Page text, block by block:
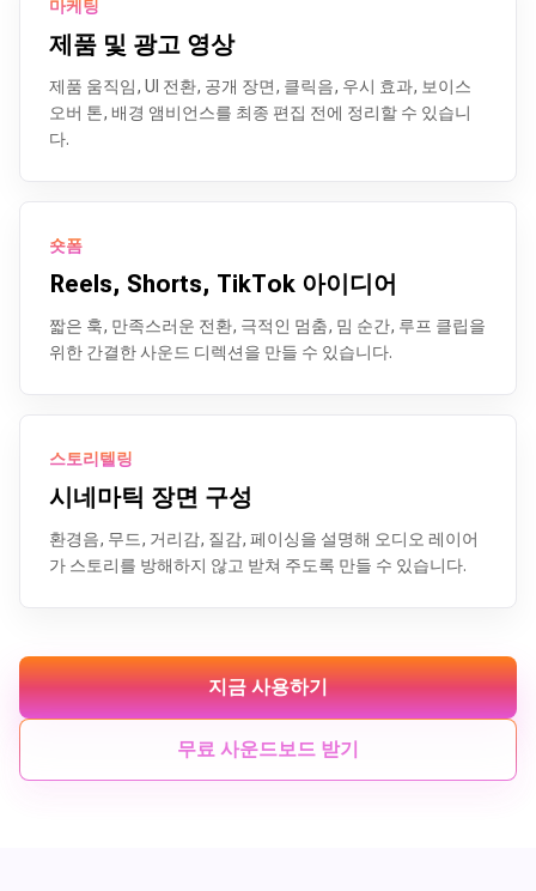
마케팅
제품 및 광고 영상
제품 움직임, UI 전환, 공개 장면, 클릭음, 우시 효과, 보이스
오버 톤, 배경 앰비언스를 최종 편집 전에 정리할 수 있습니
다.
숏폼
Reels, Shorts, TikTok 아이디어
짧은 훅, 만족스러운 전환, 극적인 멈춤, 밈 순간, 루프 클립을
위한 간결한 사운드 디렉션을 만들 수 있습니다.
스토리텔링
시네마틱 장면 구성
환경음, 무드, 거리감, 질감, 페이싱을 설명해 오디오 레이어
가 스토리를 방해하지 않고 받쳐 주도록 만들 수 있습니다.
지금 사용하기
무료 사운드보드 받기